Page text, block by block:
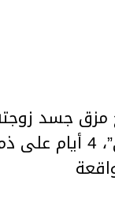
مزق جسد
القدیمة، بعد مشاھدتھا